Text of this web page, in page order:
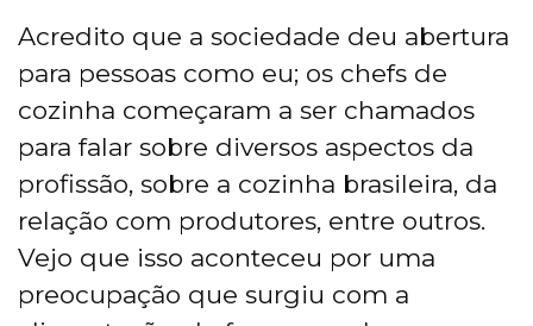
Acredito que a sociedade deu abertura
para pessoas como eu; os chefs de
cozinha começaram a ser chamados
para falar sobre diversos aspectos da
profissão, sobre a cozinha brasileira, da
relação com produtores, entre outros.
Vejo que isso aconteceu por uma
preocupação que surgiu com a